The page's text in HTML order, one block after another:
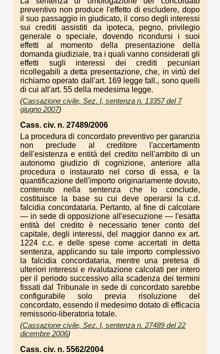
preventivo non produce l'effetto di escludere, dopo
il suo passaggio in giudicato, il corso degli interessi
sui crediti assistiti da ipoteca, pegno, privilegio
generale o speciale, dovendo ricondursi i suoi
effetti al momento della presentazione della
domanda giudiziale, tra i quali vanno considerati gli
effetti sugli interessi dei crediti pecuniari
ricollegabili a detta presentazione, che, in virtù del
richiamo operato dall'art. 169 legge fall., sono quelli
di cui all'art. 55 della medesima legge.
(Cassazione civile, Sez. I, sentenza n. 13357 del 7
giugno 2007)
Cass. civ. n. 27489/2006
La procedura di concordato preventivo per garanzia
non preclude al creditore l'accertamento
dell'esistenza e entità del credito nell'ambito di un
autonomo giudizio di cognizione, anteriore alla
procedura o instaurato nel corso di essa, e la
quantificazione dell'importo originariamente dovuto,
contenuto nella sentenza che lo conclude,
costituisce la base su cui deve operarsi la c.d.
falcidia concordataria. Pertanto, al fine di calcolare
— in sede di opposizione all'esecuzione — l'esatta
entità del credito è necessario tener conto del
capitale, degli interessi, del maggior danno ex art.
1224 c.c. e delle spese come accertati in detta
sentenza, applicando su tale importo complessivo
la falcidia concordataria, mentre una pretesa di
ulteriori interessi e rivalutazione calcolati per intero
per il periodo successivo alla scadenza dei termini
fissati dal Tribunale in sede di concordato sarebbe
configurabile solo previa risoluzione del
concordato, essendo il medesimo dotato di efficacia
remissorio-liberatoria totale.
(Cassazione civile, Sez. I, sentenza n. 27489 del 22
dicembre 2006)
Cass. civ. n. 5562/2004